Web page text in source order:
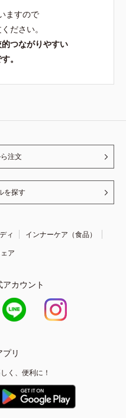
ますので
ださい。
つながりやすい
。
注文
を探す
ィ
インナーケア（食品）
ア
アカウント
リ
く、便利に！